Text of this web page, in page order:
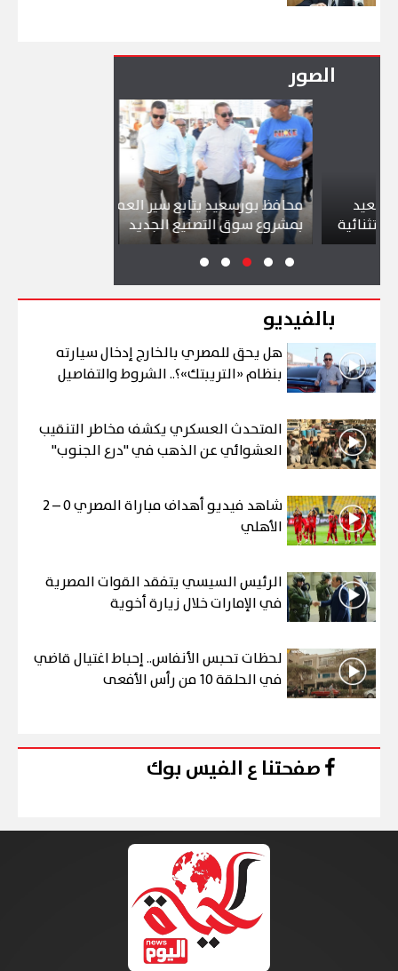
الصور
محافظ بورسعيد يتابع سير العمل
بمشروع سوق التصنيع الجديد
بالفيديو
هل يحق للمصري بالخارج إدخال سيارته
بنظام «التريبتك»؟.. الشروط والتفاصيل
المتحدث العسكري يكشف مخاطر التنقيب
العشوائي عن الذهب في "درع الجنوب"
شاهد فيديو أهداف مباراة المصري 0 – 2
الأهلي
الرئيس السيسي يتفقد القوات المصرية
في الإمارات خلال زيارة أخوية
لحظات تحبس الأنفاس.. إحباط اغتيال قاضي
في الحلقة 10 من رأس الأفعى
صفحتنا ع الفيس بوك